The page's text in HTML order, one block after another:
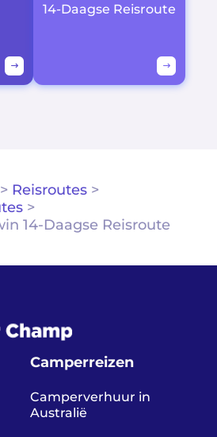
14-Daagse Reisroute
> Reisroutes >
>
14-Daagse Reisroute
Camperreizen
Camperverhuur in
Australië